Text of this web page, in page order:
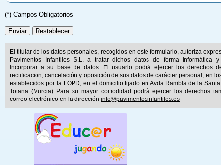
(*) Campos Obligatorios
El titular de los datos personales, recogidos en este formulario, autoriza
Pavimentos Infantiles S.L. a tratar dichos datos de forma informática y
incorporar a su base de datos. El usuario podrá ejercer los derechos
rectificación, cancelación y oposición de sus datos de carácter personal, en
establecidos por la LOPD, en el domicilio fijado en Avda.Rambla de la
Totana (Murcia) Para su mayor comodidad podrá ejercer los derechos
correo electrónico en la dirección info@pavimentosinfantiles.es